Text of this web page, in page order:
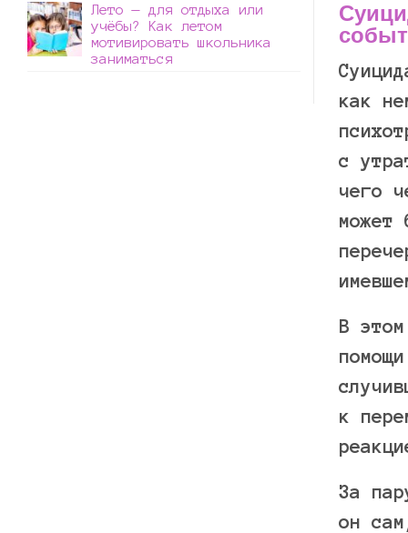
как
с
чего
может
В
к
За
он
Лето — для отдыха или
учёбы? Как летом
мотивировать школьника
заниматься